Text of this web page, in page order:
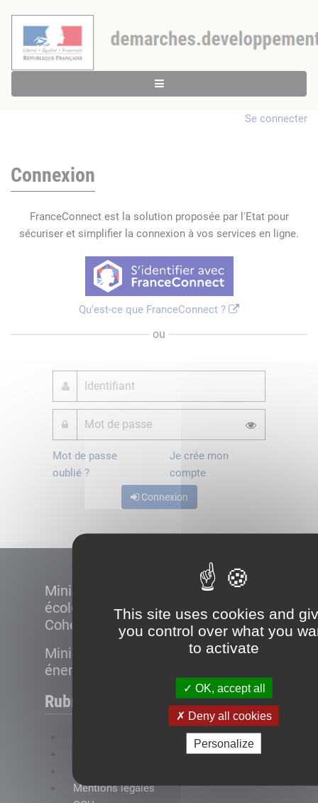
This site uses cookies and
you control over what you
to activate
OK, accept all
Deny all cookies
Personalize
Se connecter
Connexion
FranceConnect est la solution proposée par l'Etat pour
sécuriser et simplifier la connexion à vos services en ligne.
Qu'est-ce que FranceConnect ?
ou
Mot de passe
oublié ?
Je crée mon
compte
Connexion
Ministère de la Transition
écologique et de la
Cohésion des territoires
Ministère de la Transition
énergétique
Rubriques
Mentions légales